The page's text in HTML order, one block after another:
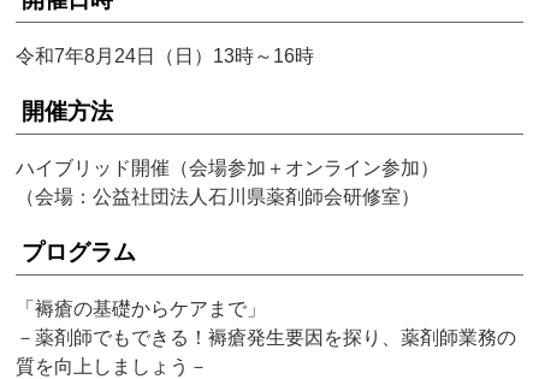
令和7年8月24日（日）13時～16時
開催方法
ハイブリッド開催（会場参加＋オンライン参加）
（会場：公益社団法人石川県薬剤師会研修室）
プログラム
「褥瘡の基礎からケアまで」
－薬剤師でもできる！褥瘡発生要因を探り、薬剤師業務の
質を向上しましょう－